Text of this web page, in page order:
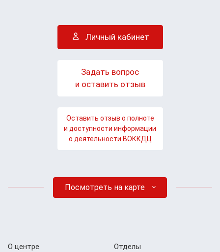
Личный кабинет
Задать вопрос
и оставить отзыв
Оставить отзыв о полноте
и доступности информации
о деятельности ВОККДЦ
Посмотреть на карте
О центре Отделы